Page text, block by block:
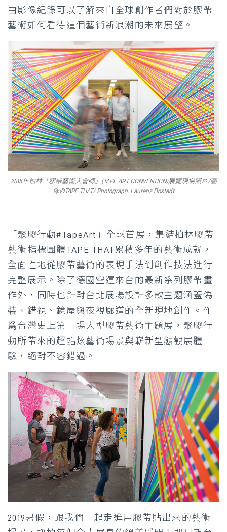
由影像紀錄可以了解來自全球創作者們對於膠帶
藝術如何看待這個藝術新浪潮的未來展望。
2018年柏林「膠帶藝術大會師」(TAPE ART CONVENTION)展覽現場照片/圖
像©TAPE THAT/ Photograph: Laurenz Bostedt
「聚膠行動#TapeArt」全球首展，集結柏林膠帶
藝術指標團體TAPE THAT累積多年的藝術成就，
全面性地從膠帶藝術的表現手法到創作技法進行
完整展示。除了德國空運來台的最新系列膠帶畫
作外，同時也針對台北展場設計多款主題涵蓋偽
裝、錯視、鏡屋與夜視廊道的全新現地創作。作
爲台灣史上第一場大型膠帶藝術主題展，聚膠行
動所帶來的超酷炫藝術場景與嶄新型態觀展體
驗，絕對不容錯過。
2019暑假，跟我們一起走進用膠帶貼出來的藝術